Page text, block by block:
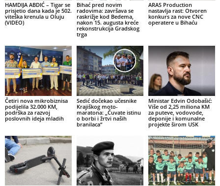
HAMDIJA ABDIĆ – Tigar se
prisjetio dana kada je 502.
viteška krenula u Oluju
(VIDEO)
Bihać pred novim
radovima: završava se
raskrižje kod Bedema,
nakon 15. augusta kreće
rekonstrukcija Gradskog
trga
ARAS Production
nastavlja rast: Otvoren
konkurs za nove CNC
operatere u Bihaću
Četiri nova mikrobiznisa
podijelila 32.000 KM,
podrška za razvoj
poslovnih ideja mladih
Sedić dočekao učesnike
Krajiškog moto-
maratona: „Čuvate istinu
o borbi i žrtvi naših
branilaca“
Ministar Edvin Odobašić:
Više od 2,25 miliona KM
za puteve, vodovode,
deponije i komunalne
projekte širom USK